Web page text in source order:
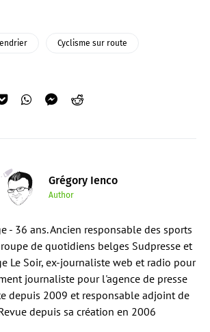
Cyclisme sur route
Grégory Ienco
Author
- 36 ans. Ancien responsable des sports
de quotidiens belges Sudpresse et
Le Soir, ex-journaliste web et radio pour
journaliste pour l'agence de presse
depuis 2009 et responsable adjoint de
depuis sa création en 2006